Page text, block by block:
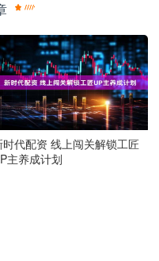
时代配资 线上闯关解锁工匠
主养成计划